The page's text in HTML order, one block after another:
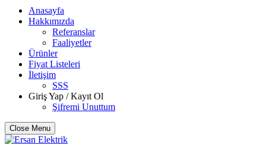
Anasayfa
Hakkımızda
Referanslar
Faaliyetler
Ürünler
Fiyat Listeleri
İletişim
SSS
Giriş Yap / Kayıt Ol
Şifremi Unuttum
Close Menu